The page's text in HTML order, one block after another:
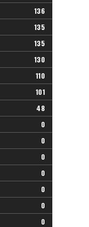
136
135
135
130
110
101
48
0
0
0
0
0
0
0